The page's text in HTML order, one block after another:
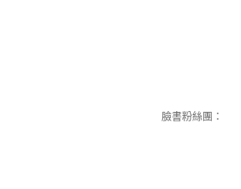
臉書粉絲團：